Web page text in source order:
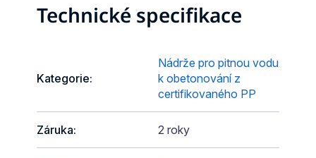
Technické specifikace
Kategorie:
Nádrže pro pitnou vodu
k obetonování z
certifikovaného PP
Záruka: 2 roky